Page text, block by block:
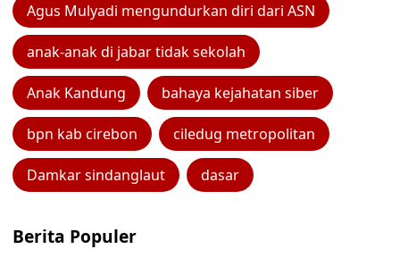
Agus Mulyadi mengundurkan diri dari ASN
anak-anak di jabar tidak sekolah
Anak Kandung bahaya kejahatan siber
bpn kab cirebon ciledug metropolitan
Damkar sindanglaut dasar
Berita Populer